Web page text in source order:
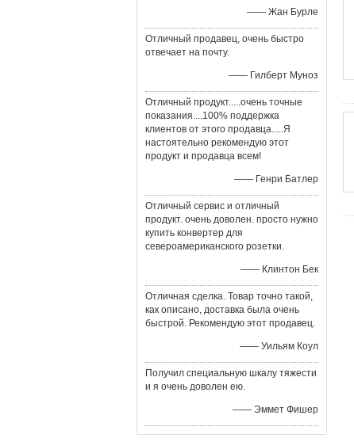
—— Жан Бурле
Отличный продавец, очень быстро
отвечает на почту.
—— Гилберт Муноз
Отличный продукт.....очень точные
показания....100% поддержка
клиентов от этого продавца.....Я
настоятельно рекомендую этот
продукт и продавца всем!
—— Генри Батлер
Отличный сервис и отличный
продукт. очень доволен. просто нужно
купить конвертер для
североамериканского розетки.
—— Клинтон Бек
Отличная сделка. Товар точно такой,
как описано, доставка была очень
быстрой. Рекомендую этот продавец.
—— Уильям Коул
Получил специальную шкалу тяжести
и я очень доволен ею.
—— Эммет Фишер